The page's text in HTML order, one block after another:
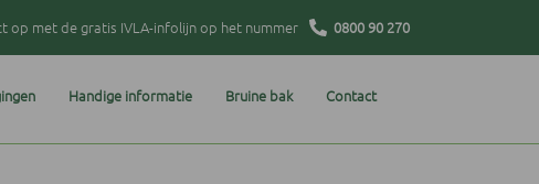
op met de gratis IVLA-infolijn op het nummer 0800 90 270
Handige informatie Bruine bak Contact